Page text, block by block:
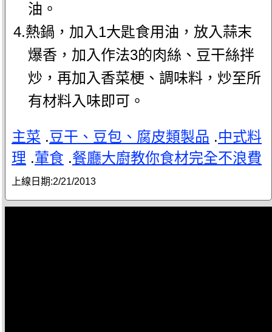
油。
4.熱鍋，加入1大匙食用油，放入蒜末
爆香，加入作法3的肉絲、豆干絲拌
炒，再加入香菜梗、調味料，炒至所
有材料入味即可。
主菜 .豆干、豆包、腐皮類製品 .中式料
理 .葷食 .餐廳大廚教你食材完全不浪費
上線日期:2/21/2013